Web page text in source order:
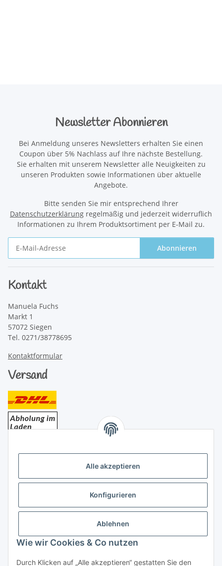
Alle akzeptieren
Konfigurieren
Ablehnen
Wie wir Cookies & Co nutzen
Durch Klicken auf „Alle akzeptieren“ gestatten Sie den
Newsletter Abonnieren
Bei Anmeldung unseres Newsletters erhalten Sie einen
Coupon über 5% Nachlass auf Ihre nächste Bestellung.
Sie erhalten mit unserem Newsletter alle Neuigkeiten zu
unseren Produkten sowie Informationen über aktuelle
Angebote.
Bitte senden Sie mir entsprechend Ihrer
Datenschutzerklärung regelmäßig und jederzeit widerruflich
Informationen zu Ihrem Produktsortiment per E-Mail zu.
Abonnieren
Kontakt
Manuela Fuchs
Markt 1
57072 Siegen
Tel. 0271/38778695
Kontaktformular
Versand
Rechtliches